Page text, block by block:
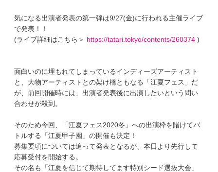
気になる出演者発表の第一弾は9/27(金)に行われる主催ライブ
で発表！！
(ライブ詳細はこちら＞ https://tatari.tokyo/contents/260374 )
面白いのに埋もれてしまっているインディーズアーティスト
と、大物アーティストとの架け橋ともなる「江夏フェス」だ
が、前回開催時には、出演者発表後に出演したいという問い
合わせが殺到。
そのため今回、「江夏フェス2020冬」への出演枠を賭けてバ
トルする「江夏甲子園」の開催も決定！
募集要項については追って発表となるが、本日より先行して
応募受付を開始する。
その名も「江夏を信じて期待してます特別シード選抜大会」